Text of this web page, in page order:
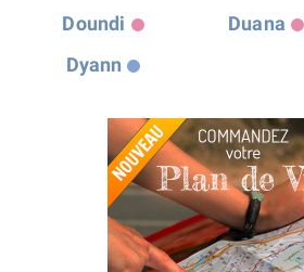
Doundi
Duana
Dyann